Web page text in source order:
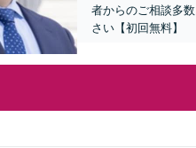
者からのご相談多
さい【初回無料】